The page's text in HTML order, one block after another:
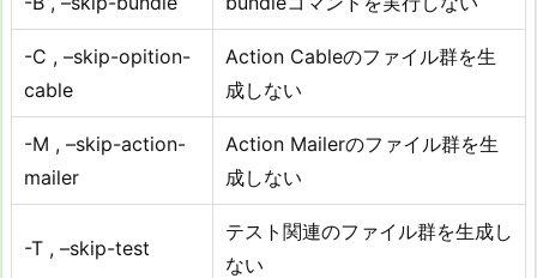
-C , –skip-opition-
cable
Action Cableのファイル群を生
成しない
-M , –skip-action-
mailer
Action Mailerのファイル群を生
成しない
-T , –skip-test
テスト関連のファイル群を生成し
ない